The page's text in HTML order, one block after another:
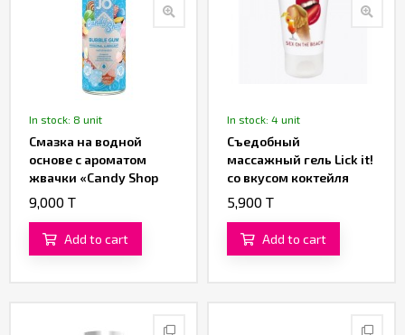
In stock: 8 unit
Смазка на водной
основе с ароматом
жвачки «Candy Shop
Bubblegum» от «System
JO» 60 ML
9,000 T
Add to cart
In stock: 4 unit
Съедобный
массажный гель Lick it!
со вкусом коктейля
«Секс на пляже» (50
ML)
5,900 T
Add to cart